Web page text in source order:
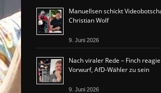
Manuellsen schickt
Christian Wolf
9. Juni 2026
Nach viraler Rede – Finch
Vorwurf, AfD-Wähler zu sein
9. Juni 2026